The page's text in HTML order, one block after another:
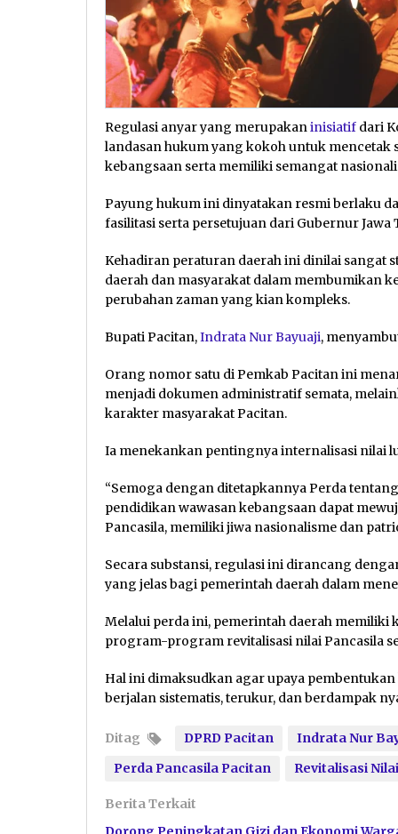
Regulasi anyar yang merupakaninisiatif dari
landasan hukum yang kokoh untuk mencetak
kebangsaan serta memiliki semangat
Payung hukum ini dinyatakan resmi berlaku
fasilitasi serta persetujuan dari Gubernur Jawa
Kehadiran peraturan daerah ini dinilai sangat
daerah dan masyarakat dalam membumikan
perubahan zaman yang kian kompleks.
Bupati Pacitan,Indrata Nur Bayuaji,
Orang nomor satu di Pemkab Pacitan ini
menjadi dokumen administratif semata,
karakter masyarakat Pacitan.
Ia menekankan pentingnya internalisasi nilai
“Semoga dengan ditetapkannya Perda
pendidikan wawasan kebangsaan dapat
Pancasila, memiliki jiwa nasionalisme dan
Secara substansi, regulasi ini dirancang
yang jelas bagi pemerintah daerah dalam
Melalui perda ini, pemerintah daerah
program-program revitalisasi nilai Pancasila
Hal ini dimaksudkan agar upaya
berjalan sistematis, terukur, dan berdampak
Ditag DPRD Pacitan Indrata Nur
Perda Pancasila Pacitan
Revitalisasi
Berita Terkait